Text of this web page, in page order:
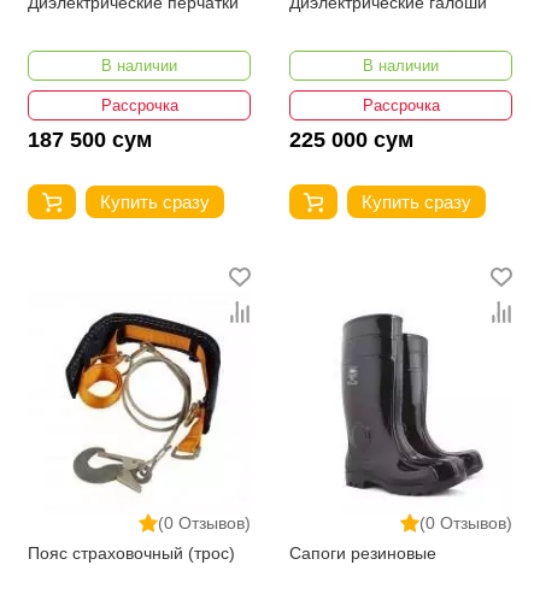
В наличии
Рассрочка
187 500 сум
Купить сразу
В наличии
Рассрочка
225 000 сум
Купить сразу
(0 Отзывов)
Пояс страховочный (трос)
(0 Отзывов)
Сапоги резиновые